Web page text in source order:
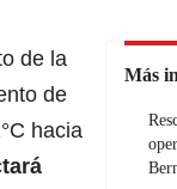
Más
de la
de
hacia